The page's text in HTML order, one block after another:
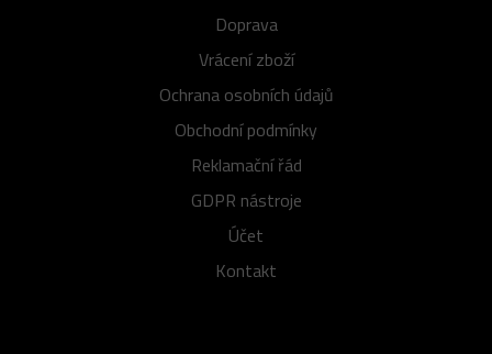
Doprava
Vrácení zboží
Ochrana osobních údajů
Obchodní podmínky
Reklamační řád
GDPR nástroje
Účet
Kontakt